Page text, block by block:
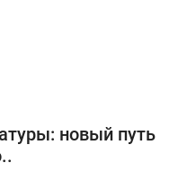
новый путь